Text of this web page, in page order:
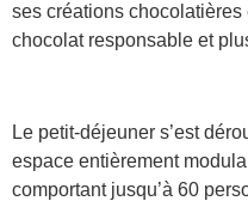
ses créations chocolatières
chocolat responsable et
Le petit-déjeuner s’est
espace entièrement
comportant jusqu’à 60